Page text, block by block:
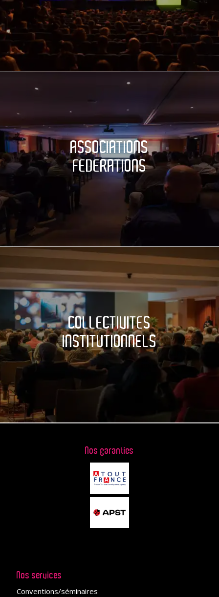
ASSOCIATIONS
FEDERATIONS
COLLECTIVITES
INSTITUTIONNELS
Nos garanties
Nos services
Conventions/séminaires